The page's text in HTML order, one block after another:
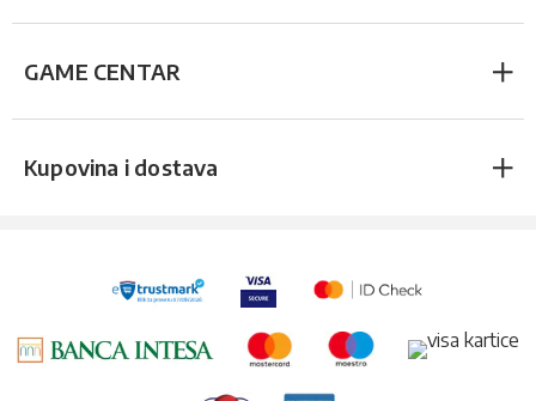
GAME CENTAR
Kupovina i dostava